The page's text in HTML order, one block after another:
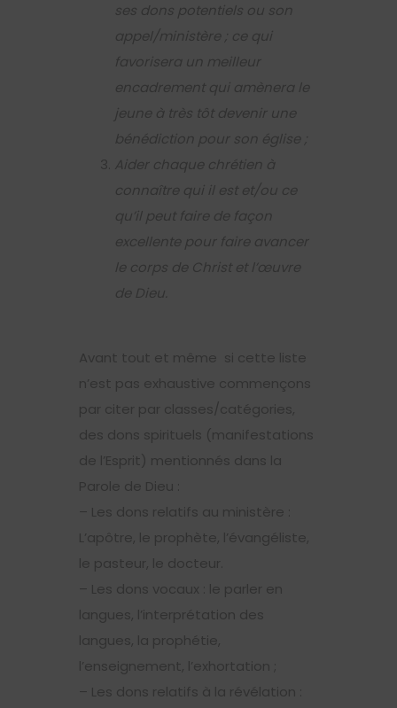
ses dons potentiels ou son
appel/ministère ; ce qui
favorisera un meilleur
encadrement qui amènera le
jeune à très tôt devenir une
bénédiction pour son église ;
Aider chaque chrétien à
connaître qui il est et/ou ce
qu’il peut faire de façon
excellente pour faire avancer
le corps de Christ et l’œuvre
de Dieu.
Avant tout et même si cette liste
n’est pas exhaustive commençons
par citer par classes/catégories,
des dons spirituels (manifestations
de l’Esprit) mentionnés dans la
Parole de Dieu :
– Les dons relatifs au ministère :
L’apôtre, le prophète, l’évangéliste,
le pasteur, le docteur.
– Les dons vocaux : le parler en
langues, l’interprétation des
langues, la prophétie,
l’enseignement, l’exhortation ;
– Les dons relatifs à la révélation :